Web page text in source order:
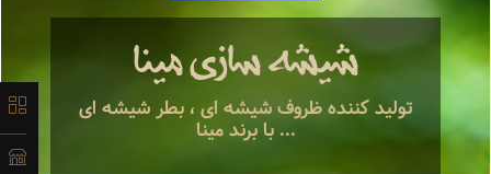
شیشه سازی مینا
تولید کننده ظروف شیشه ای ، بطر شیشه ای
... با برند مینا
تاریخچه
لیست
محصولات